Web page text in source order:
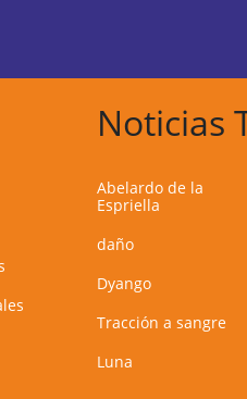
Noticias
Abelardo de la
Espriella
daño
Dyango
Tracción a sangre
Luna